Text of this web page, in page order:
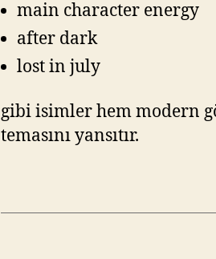
main character energy
after dark
lost in july
gibi isimler hem modern
temasını yansıtır.